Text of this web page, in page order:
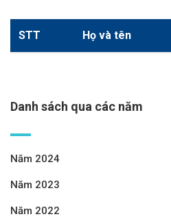
STT Họ và tên
Danh sách qua các năm
Năm 2024
Năm 2023
Năm 2022